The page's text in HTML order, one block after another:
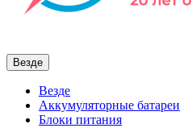
Везде
Везде
Аккумуляторные батареи
Блоки питания